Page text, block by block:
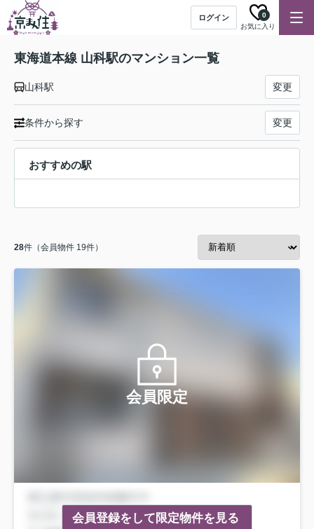
ログイン
お気に入り
0
東海道本線 山科駅のマンション一覧
山科駅 変更
条件から探す 変更
おすすめの駅
28件（会員物件 19件）
会員限定
会員登録をして限定物件を見る